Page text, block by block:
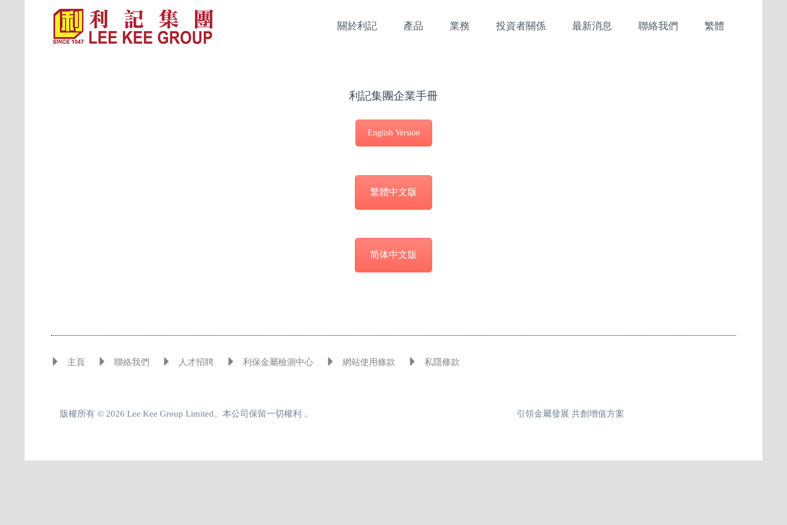
關於利記 產品 業務 投資者關係 最新消息 聯絡我們 繁體
利記集團企業手冊
English Version
繁體中文版
简体中文版
主頁 聯絡我們 人才招聘 利保金屬檢測中心 網站使用條款 私隱條款
版權所有 © 2026 Lee Kee Group Limited。本公司保留一切權利 。 引領金屬發展 共創增值方案